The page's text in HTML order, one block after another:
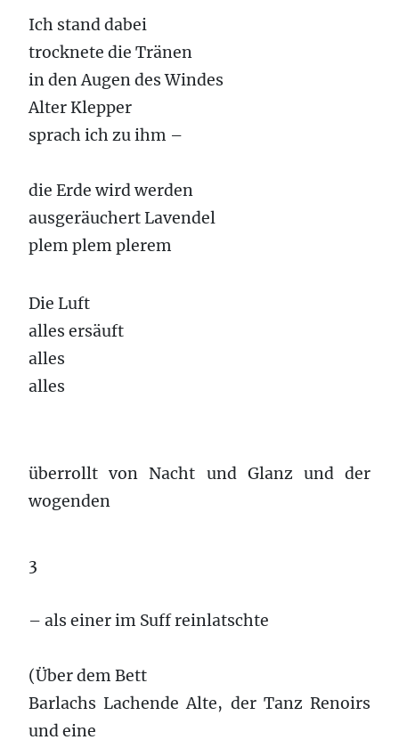
Ich stand dabei
trocknete die Tränen
in den Augen des Windes
Alter Klepper
sprach ich zu ihm –
die Erde wird werden
ausgeräuchert Lavendel
plem plem plerem
Die Luft
alles ersäuft
alles
alles
überrollt von Nacht und Glanz und der
wogenden
3
– als einer im Suff reinlatschte
(Über dem Bett
Barlachs Lachende Alte, der Tanz Renoirs
und eine